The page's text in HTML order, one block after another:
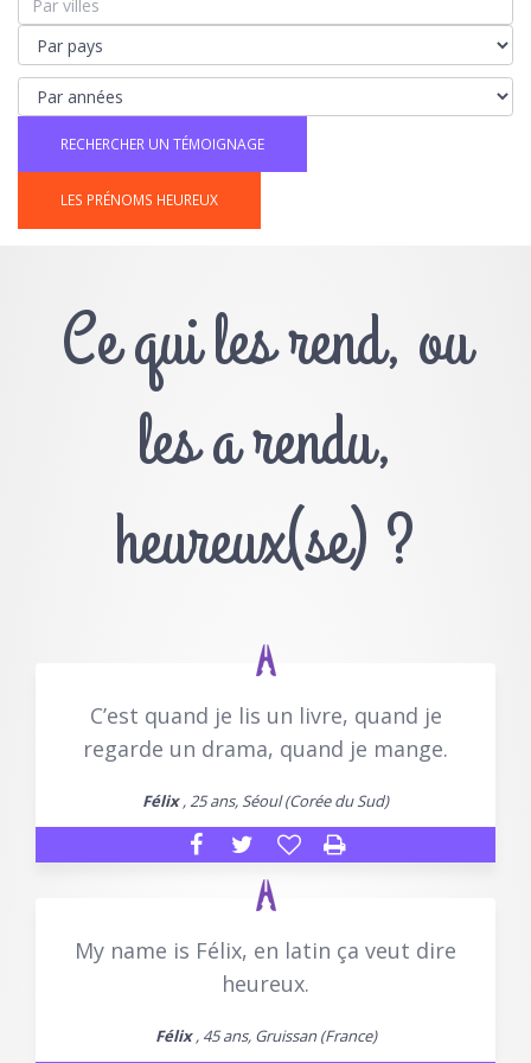
LES PRÉNOMS HEUREUX
Ce qui les rend, ou
les a rendu,
heureux(se) ?
C’est quand je lis un livre, quand je
regarde un drama, quand je mange.
Félix, 25 ans, Séoul (Corée du Sud)
My name is Félix, en latin ça veut dire
heureux.
Félix, 45 ans, Gruissan (France)